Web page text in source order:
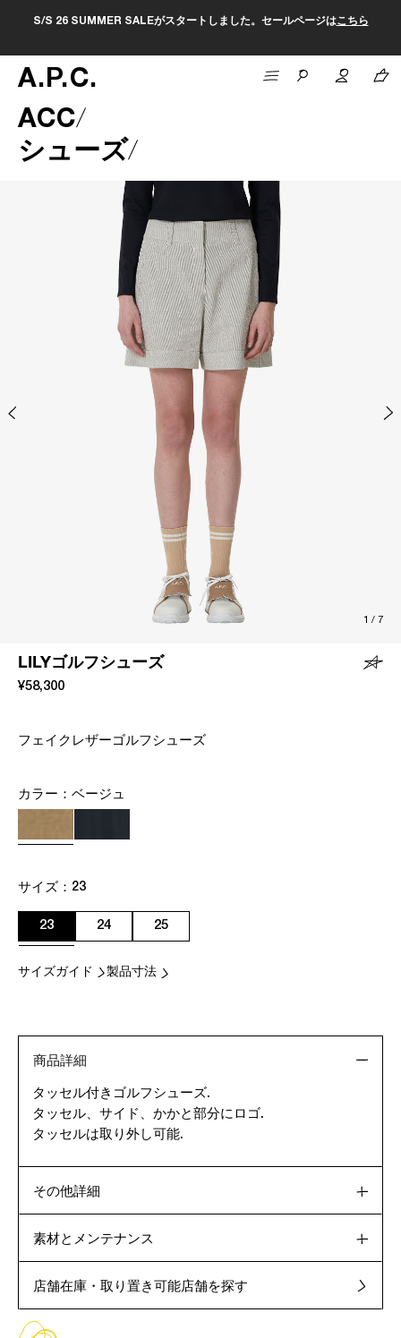
S/S 26 SUMMER SALEがスタートしました。セールページはこちら
A.P.C.
ACC
シューズ
1 / 7
LILYゴルフシューズ
¥58,300
フェイクレザーゴルフシューズ
カラー： ベージュ
サイズ： 23
23 24 25
サイズガイド 製品寸法
商品詳細
タッセル付きゴルフシューズ.
タッセル、サイド、かかと部分にロゴ.
タッセルは取り外し可能.
その他詳細
素材とメンテナンス
店舗在庫・取り置き可能店舗を探す